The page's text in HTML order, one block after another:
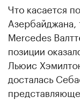
Что касается
Азербайджана,
Mercedes
позиции
Льюис
досталась